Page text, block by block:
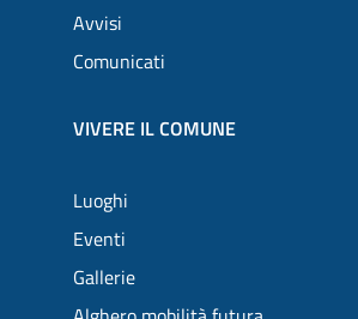
Avvisi
Comunicati
VIVERE IL COMUNE
Luoghi
Eventi
Gallerie